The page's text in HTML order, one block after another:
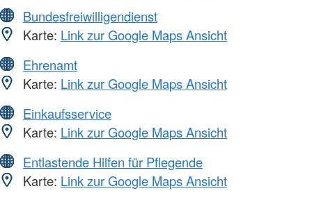
Bundesfreiwilligendienst
Karte: Link zur Google Maps Ansicht
Ehrenamt
Karte: Link zur Google Maps Ansicht
Einkaufsservice
Karte: Link zur Google Maps Ansicht
Entlastende Hilfen für Pflegende
Karte: Link zur Google Maps Ansicht